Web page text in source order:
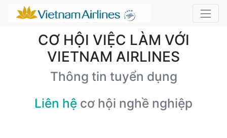
CƠ HỘI VIỆC LÀM VỚI
VIETNAM AIRLINES
Thông tin tuyển dụng
Liên hệ cơ hội nghề nghiệp